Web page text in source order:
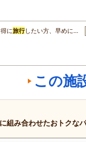
に旅行したい方、早めに…
この施
組み合わせたおトクな